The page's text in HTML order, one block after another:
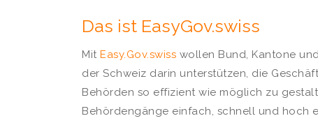
Das ist EasyGov.swiss
Mit Easy.Gov.swiss wollen Bund, Kantone
der Schweiz darin unterstützen, die
Behörden so effizient wie möglich zu
Behördengänge einfach, schnell und hoch